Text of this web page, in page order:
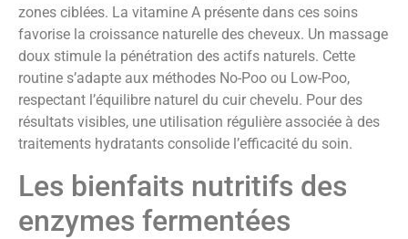
zones ciblées. La vitamine A présente dans ces soins
favorise la croissance naturelle des cheveux. Un massage
doux stimule la pénétration des actifs naturels. Cette
routine s’adapte aux méthodes No-Poo ou Low-Poo,
respectant l’équilibre naturel du cuir chevelu. Pour des
résultats visibles, une utilisation régulière associée à des
traitements hydratants consolide l’efficacité du soin.
Les bienfaits nutritifs des
enzymes fermentées